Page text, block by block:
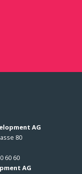
AG
80
60 60
AG